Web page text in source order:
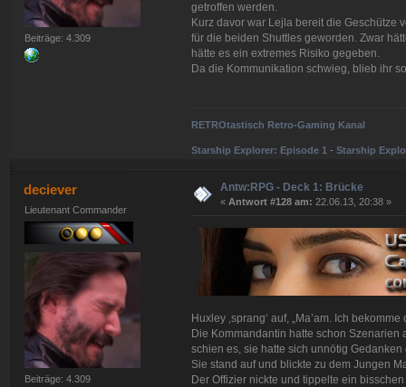
Beiträge: 4.309
getroffen werden.
Kurz davor war Lejla bereit die Geschütze
für die beiden Shuttles geworden. Zwar
hätte es ein extremes Risiko gegeben.
Da die Kommunikation schwieg, blieb ihr
RETROtastisch Retro-Gaming Kanal
Starship Explorer: Episode 1 - Starship
deciever
Lieutenant Commander
Beiträge: 4.309
Antw:RPG - Deck 1: Brücke
« Antwort #128 am: 22.06.13, 20:38 »
Huxley ‚sprang‘ auf, „Ma’am. Ich
Die Kommandantin hatte schon
schien es, sie hatte sich unnötig Gedanken
Sie stand auf und blickte zu dem Jungen
Der Offizier nickte und tippelte ein